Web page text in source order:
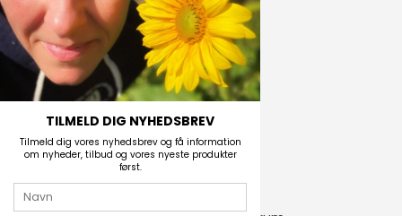
Perlegade 44
6400 Sønderborg, Danmark
Telefonnr.
(+45) 74 43 53 55
E-mail
TILMELD DIG NYHEDSBREV
Tilmeld dig vores nyhedsbrev og få information
om nyheder, tilbud og vores nyeste produkter
først.